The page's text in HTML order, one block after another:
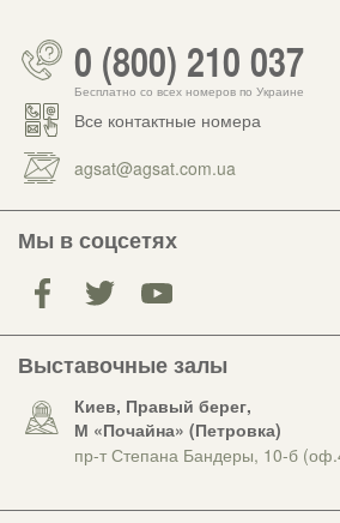
0 (800) 210 037
Бесплатно со всех номеров по Украине
Все контактные номера
agsat@agsat.com.ua
Мы в соцсетях
Выставочные залы
Киев, Правый берег,
М «Почайна» (Петровка)
пр-т Степана Бандеры, 10-б